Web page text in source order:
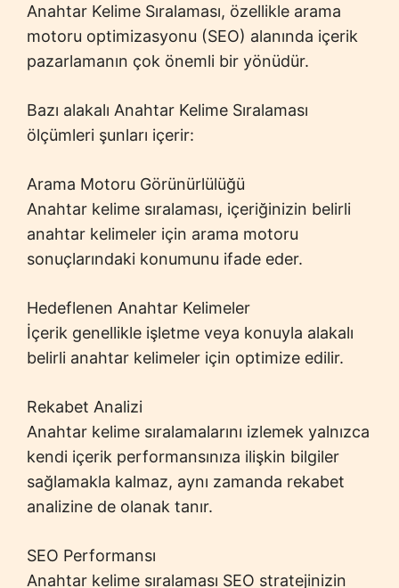
Anahtar Kelime Sıralaması, özellikle arama
motoru optimizasyonu (SEO) alanında içerik
pazarlamanın çok önemli bir yönüdür.
Bazı alakalı Anahtar Kelime Sıralaması
ölçümleri şunları içerir:
Arama Motoru Görünürlülüğü
Anahtar kelime sıralaması, içeriğinizin belirli
anahtar kelimeler için arama motoru
sonuçlarındaki konumunu ifade eder.
Hedeflenen Anahtar Kelimeler
İçerik genellikle işletme veya konuyla alakalı
belirli anahtar kelimeler için optimize edilir.
Rekabet Analizi
Anahtar kelime sıralamalarını izlemek yalnızca
kendi içerik performansınıza ilişkin bilgiler
sağlamakla kalmaz, aynı zamanda rekabet
analizine de olanak tanır.
SEO Performansı
Anahtar kelime sıralaması SEO stratejinizin